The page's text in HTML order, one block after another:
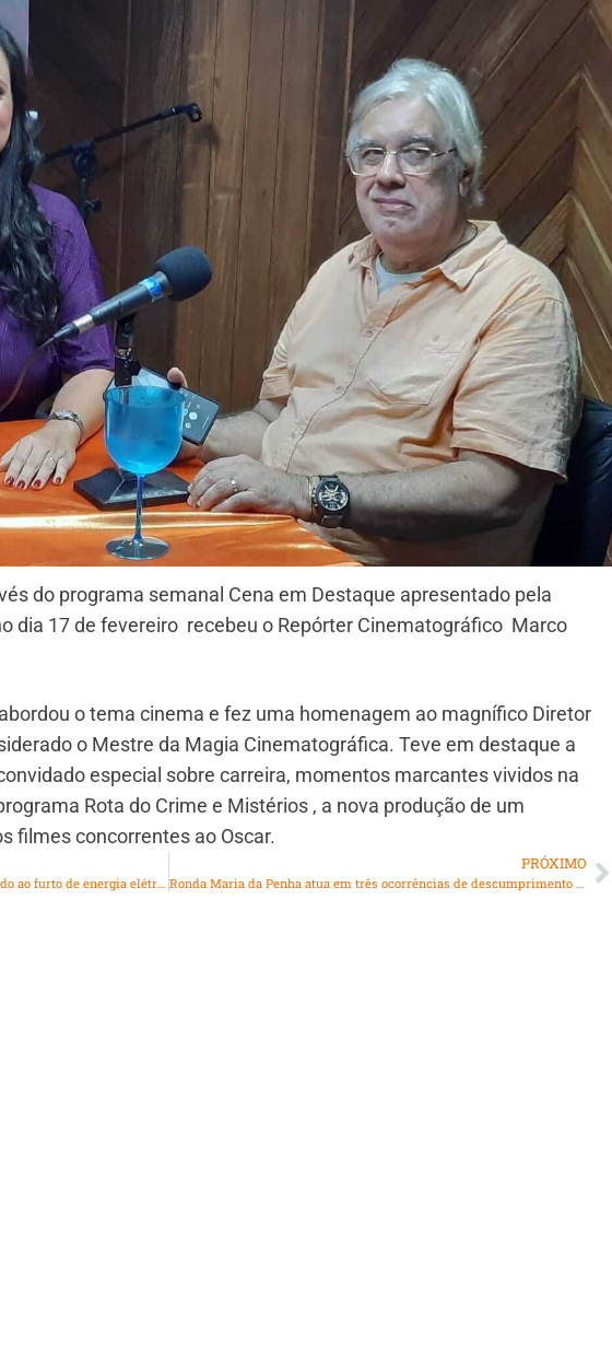
do programa semanal Cena em Destaque apresentado pela
dia 17 de fevereiro recebeu o Repórter Cinematográfico Marco
o tema cinema e fez uma homenagem ao magnífico Diretor
o Mestre da Magia Cinematográfica. Teve em destaque a
especial sobre carreira, momentos marcantes vividos na
Rota do Crime e Mistérios , a nova produção de um
filmes concorrentes ao Oscar.
Light substitui 1.150 transformadores devido ao furto de energia elétrica
PRÓXIMO
Ronda Maria da Penha atua em três ocorrências de descumprimento de medida protetiva